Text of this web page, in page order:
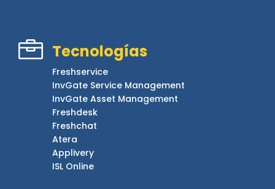
 Tecnologías
Freshservice
InvGate Service Management
InvGate Asset Management
Freshdesk
Freshchat
Atera
Applivery
ISL Online